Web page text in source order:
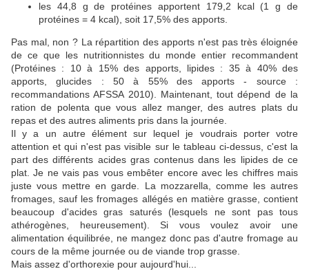
les 44,8 g de protéines apportent 179,2 kcal (1 g de
protéines = 4 kcal), soit 17,5% des apports.
Pas mal, non ? La répartition des apports n'est pas très éloignée
de ce que les nutritionnistes du monde entier recommandent
(Protéines : 10 à 15% des apports, lipides : 35 à 40% des
apports, glucides : 50 à 55% des apports - source :
recommandations AFSSA 2010). Maintenant, tout dépend de la
ration de polenta que vous allez manger, des autres plats du
repas et des autres aliments pris dans la journée.
Il y a un autre élément sur lequel je voudrais porter votre
attention et qui n'est pas visible sur le tableau ci-dessus, c'est la
part des différents acides gras contenus dans les lipides de ce
plat. Je ne vais pas vous embêter encore avec les chiffres mais
juste vous mettre en garde. La mozzarella, comme les autres
fromages, sauf les fromages allégés en matière grasse, contient
beaucoup d'acides gras saturés (lesquels ne sont pas tous
athérogènes, heureusement). Si vous voulez avoir une
alimentation équilibrée, ne mangez donc pas d'autre fromage au
cours de la même journée ou de viande trop grasse.
Mais assez d'orthorexie pour aujourd'hui...